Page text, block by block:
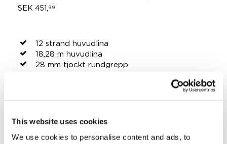
This website uses cookies
We use cookies to personalise content and ads, to
SEK 451, 99
12 strand huvudlina
18,28 m huvudlina
28 mm tjockt rundgrepp
DELA DINA #JOBEMOMENTS